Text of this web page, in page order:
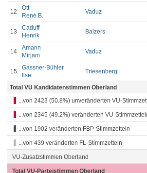
12
Ott
René B.
Vaduz
13
Caduff
Henrik
Balzers
14
Amann
Mirjam
Vaduz
15
Gassner-Bühler
Ilse
Triesenberg
Total VU Kandidatenstimmen Oberland
...von 2423 (50.8%) unveränderten VU-
...von 2345 (49.2%) veränderten VU-
...von 1902 veränderten FBP-Stimmzetteln
...von 439 veränderten FL-Stimmzetteln
VU-Zusatzstimmen Oberland
Total VU-Parteistimmen Oberland